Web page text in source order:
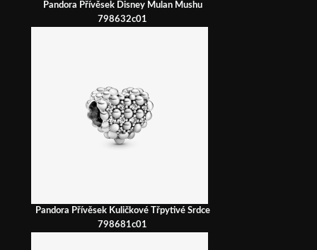
Pandora Přívěsek Disney Mulan Mushu
798632c01
Pandora Přívěsek Kuličkové Třpytivé Srdce
798681c01